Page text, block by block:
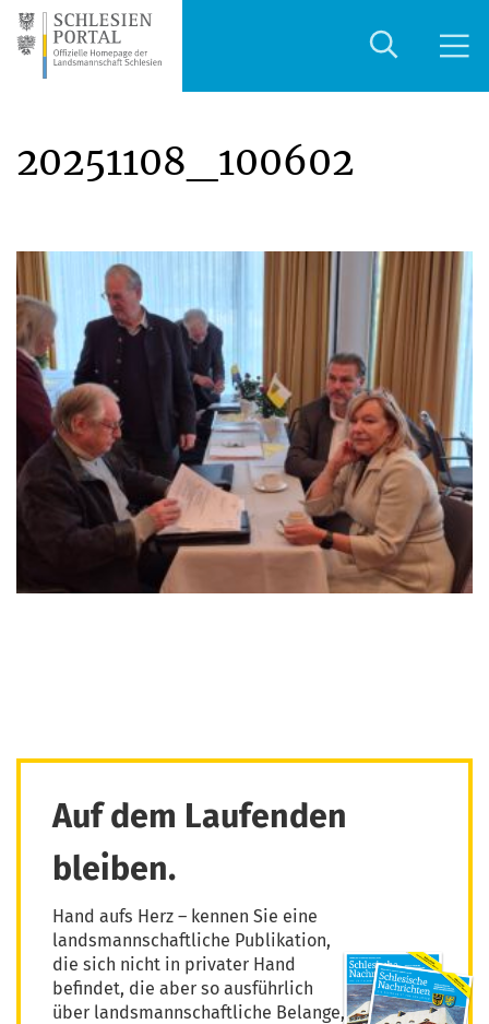
20251108_100602
Auf dem Laufenden
bleiben.
Hand aufs Herz – kennen Sie eine
landsmannschaftliche Publikation,
die sich nicht in privater Hand
befindet, die aber so ausführlich
über landsmannschaftliche Belange,